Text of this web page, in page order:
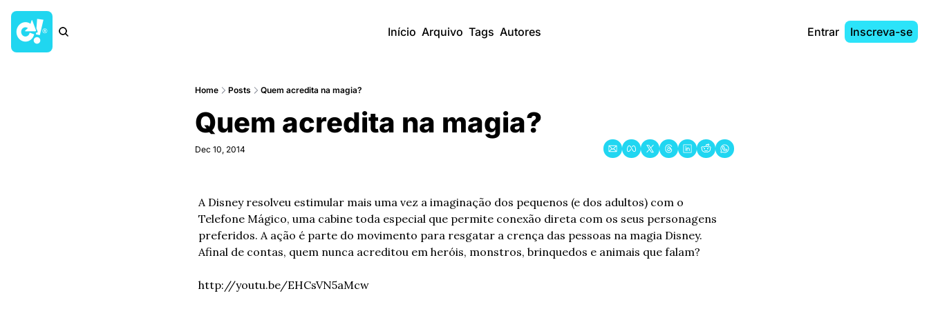
Início Arquivo Tags Autores Entrar Inscreva-se
Home Posts Quem acredita na magia?
Quem acredita na magia?
Dec 10, 2014
A Disney resolveu estimular mais uma vez a imaginação dos pequenos (e dos adultos) com o
Telefone Mágico, uma cabine toda especial que permite conexão direta com os seus personagens
preferidos. A ação é parte do movimento para resgatar a crença das pessoas na magia Disney.
Afinal de contas, quem nunca acreditou em heróis, monstros, brinquedos e animais que falam?
http://youtu.be/EHCsVN5aMcw